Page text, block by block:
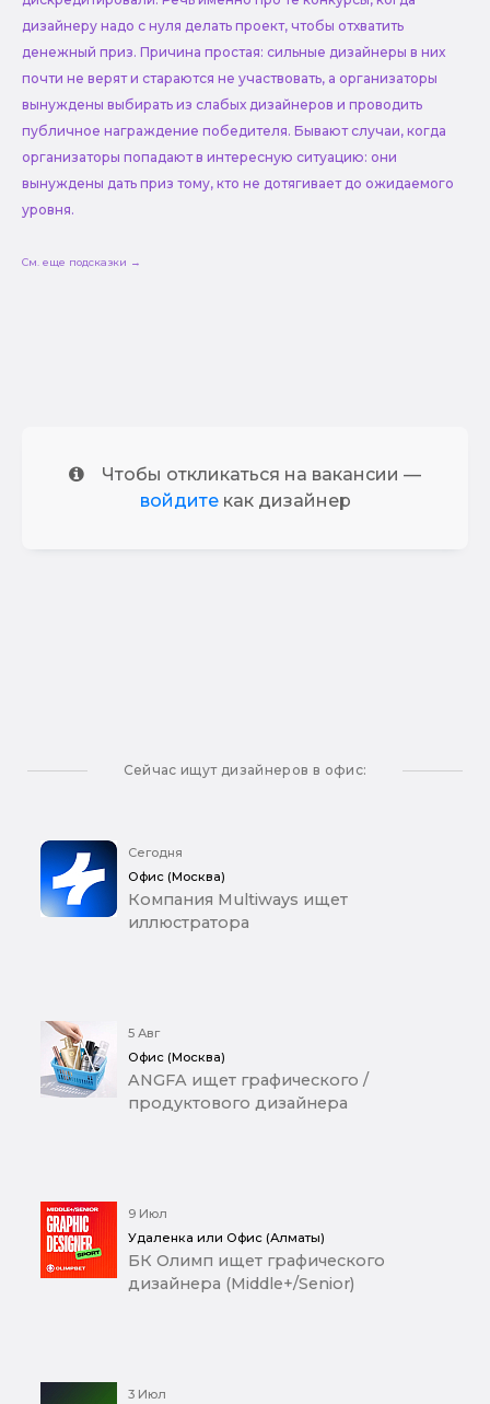
дизайнеру надо с нуля делать проект, чтобы отхватить
денежный приз. Причина простая: сильные дизайнеры в них
почти не верят и стараются не участвовать, а организаторы
вынуждены выбирать из слабых дизайнеров и проводить
публичное награждение победителя. Бывают случаи, когда
организаторы попадают в интересную ситуацию: они
вынуждены дать приз тому, кто не дотягивает до ожидаемого
уровня.
См. еще подсказки →
Чтобы откликаться на вакансии —
войдитекак дизайнер
Сейчас ищут дизайнеров в офис:
Сегодня
Офис (Москва)
Компания Multiways ищет
иллюстратора
5 Авг
Офис (Москва)
ANGFA ищет графического /
продуктового дизайнера
9 Июл
Удаленка или Офис (Алматы)
БК Олимп ищет графического
дизайнера (Middle+/Senior)
3 Июл